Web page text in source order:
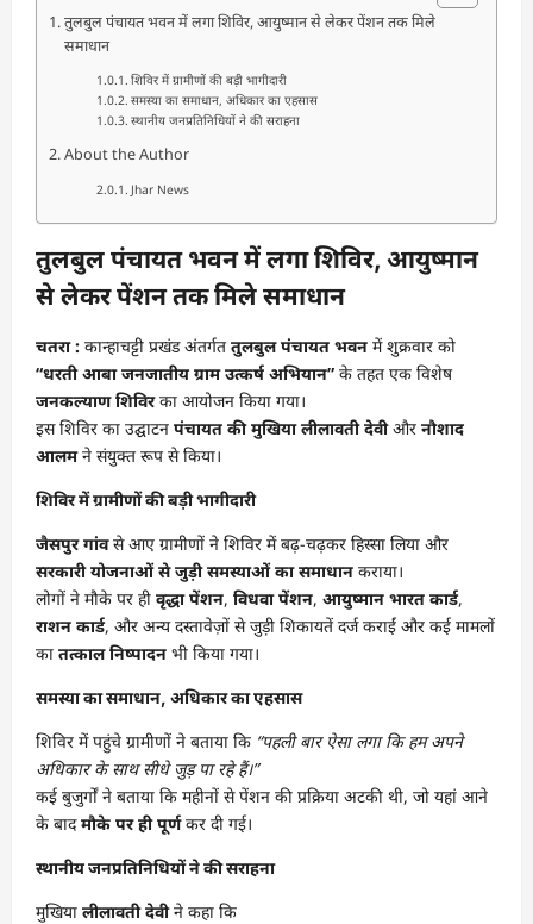
तुलबुल पंचायत भवन में लगा शिविर, आयुष्मान से लेकर पेंशन तक मिले
समाधान
शिविर में ग्रामीणों की बड़ी भागीदारी
समस्या का समाधान, अधिकार का एहसास
स्थानीय जनप्रतिनिधियों ने की सराहना
About the Author
Jhar News
तुलबुल पंचायत भवन में लगा शिविर, आयुष्मान
से लेकर पेंशन तक मिले समाधान
चतरा : कान्हाचट्टी प्रखंड अंतर्गततुलबुल पंचायत भवन में शुक्रवार को
“धरती आबा जनजातीय ग्राम उत्कर्ष अभियान” के तहत एक विशेष
जनकल्याण शिविरका आयोजन किया गया।
इस शिविर का उद्घाटन पंचायत की मुखिया लीलावती देवीऔर नौशाद
आलमने संयुक्त रूप से किया।
शिविर में ग्रामीणों की बड़ी भागीदारी
जैसपुर गांवसे आए ग्रामीणों ने शिविर में बढ़-चढ़कर हिस्सा लिया और
सरकारी योजनाओं से जुड़ी समस्याओं का समाधान कराया।
लोगों ने मौके पर ही वृद्धा पेंशन, विधवा पेंशन, आयुष्मान भारत कार्ड,
राशन कार्ड, और अन्य दस्तावेज़ों से जुड़ी शिकायतें दर्ज कराईं और कई मामलों
का तत्काल निष्पादन भी किया गया।
समस्या का समाधान, अधिकार का एहसास
शिविर में पहुंचे ग्रामीणों ने बताया कि “पहली बार ऐसा लगा कि हम अपने
अधिकार के साथ सीधे जुड़ पा रहे हैं।”
कई बुजुर्गों ने बताया कि महीनों से पेंशन की प्रक्रिया अटकी थी, जो यहां आने
के बादमौके पर ही पूर्णकर दी गई।
स्थानीय जनप्रतिनिधियों ने की सराहना
मुखिया लीलावती देवीने कहा कि